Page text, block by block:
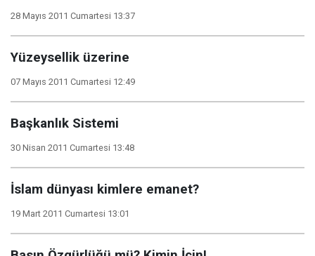
28 Mayıs 2011 Cumartesi 13:37
Yüzeysellik üzerine
07 Mayıs 2011 Cumartesi 12:49
Başkanlık Sistemi
30 Nisan 2011 Cumartesi 13:48
İslam dünyası kimlere emanet?
19 Mart 2011 Cumartesi 13:01